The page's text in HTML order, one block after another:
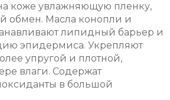
коже увлажняющую пленку,
обмен. Масла конопли и
липидный барьер и
эпидермиса. Укрепляют
упругой и плотной,
влаги. Содержат
в большой